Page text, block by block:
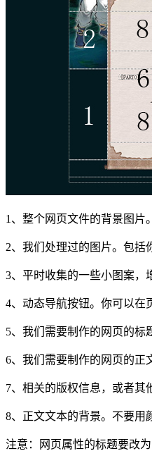
1、整个网页文件的背景图片
2、我们处理过的图片。包括
3、平时收集的一些小图案，
4、动态导航按钮。你可以在
5、我们需要制作的网页的标
6、我们需要制作的网页的正
7、相关的版权信息，或者其
8、正文文本的背景。不要用
注意：网页属性的标题要改